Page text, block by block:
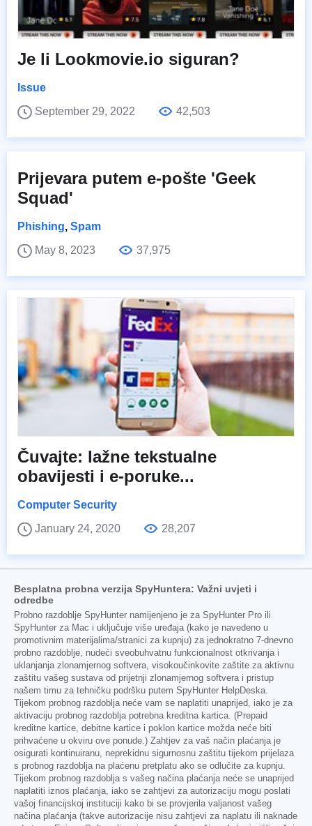
Je li Lookmovie.io siguran?
Issue
September 29, 2022
42,503
Prijevara putem e-pošte 'Geek
Squad'
Phishing, Spam
May 8, 2023
37,975
Čuvajte: lažne tekstualne
obavijesti i e-poruke...
Computer Security
January 24, 2020
28,207
Besplatna probna verzija SpyHuntera: Važni uvjeti i
odredbe
Probno razdoblje SpyHunter namijenjeno je za SpyHunter Pro ili
SpyHunter za Mac i uključuje više uređaja (kako je navedeno u
promotivnim materijalima/stranici za kupnju) za jednokratno 7-dnevno
probno razdoblje, nudeći sveobuhvatnu funkcionalnost otkrivanja i
uklanjanja zlonamjernog softvera, visokoučinkovite zaštite za aktivnu
zaštitu vašeg sustava od prijetnji zlonamjernog softvera i pristup
našem timu za tehničku podršku putem SpyHunter HelpDeska.
Tijekom probnog razdoblja neće vam se naplatiti unaprijed, iako je za
aktivaciju probnog razdoblja potrebna kreditna kartica. (Prepaid
kreditne kartice, debitne kartice i poklon kartice možda neće biti
prihvaćene u okviru ove ponude.) Zahtjev za vaš način plaćanja je
osigurati kontinuiranu, neprekidnu sigurnosnu zaštitu tijekom prijelaza
s probnog razdoblja na plaćenu pretplatu ako se odlučite za kupnju.
Tijekom probnog razdoblja s vašeg načina plaćanja neće se unaprijed
naplatiti iznos plaćanja, iako se zahtjevi za autorizaciju mogu poslati
vašoj financijskoj instituciji kako bi se provjerila valjanost vašeg
načina plaćanja (takve autorizacije nisu zahtjevi za naplatu ili naknade